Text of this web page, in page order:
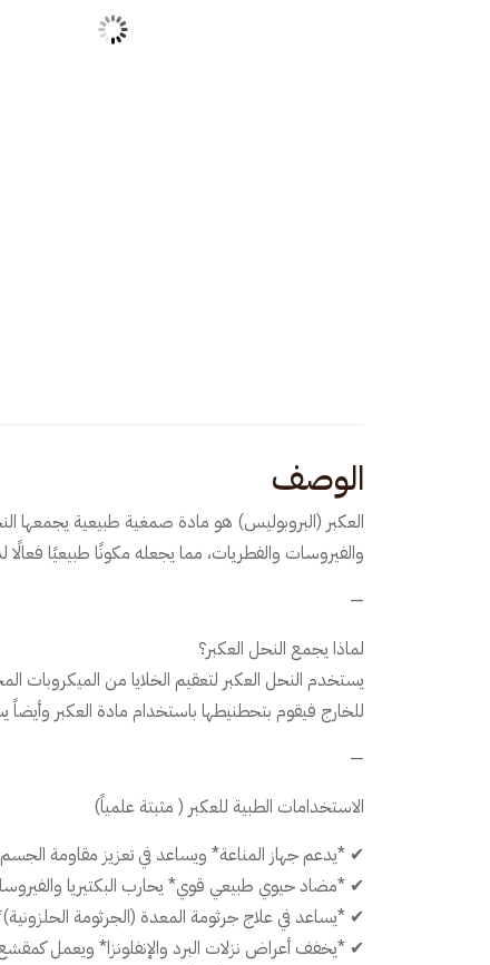
الوصف
العكبر (البروبوليس) هو مادة صمغية طبيعية يجمعها
والفيروسات والفطريات، مما يجعله مكونًا طبيعيًا
—
لماذا يجمع النحل العكبر؟
يستخدم النحل العكبر لتعقيم الخلايا من الميكروبات
للخارج فيقوم بتحطنيطها باستخدام مادة العكبر
—
الاستخدامات الطبية للعكبر ( مثبتة علمياً)
✔ *يدعم جهاز المناعة* ويساعد في تعزيز مقاومة
✔ *مضاد حيوي طبيعي قوي* يحارب البكتيريا
✔ *يساعد في علاج جرثومة المعدة (الجرثومة
✔ *يخفف أعراض نزلات البرد والإنفلونزا* ويعمل